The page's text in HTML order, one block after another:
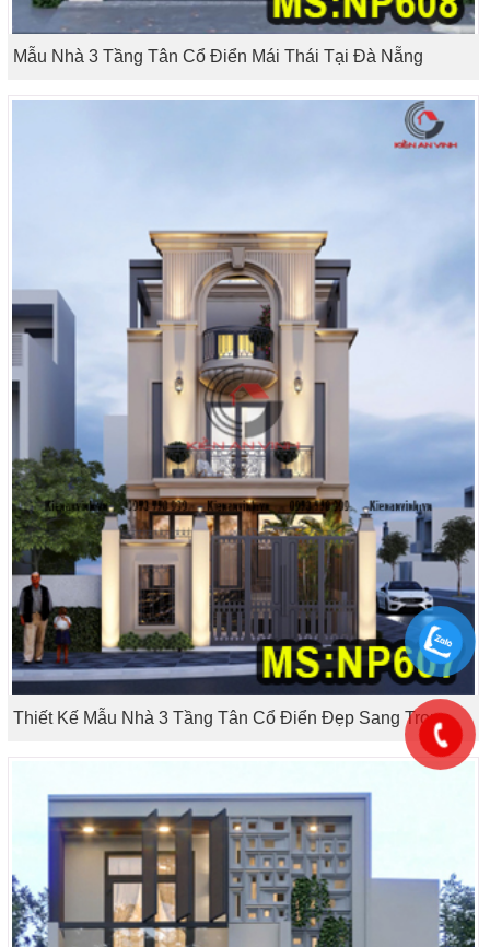
Mẫu Nhà 3 Tầng Tân Cổ Điển Mái Thái Tại Đà Nẵng
Thiết Kế Mẫu Nhà 3 Tầng Tân Cổ Điển Đẹp Sang Trọng